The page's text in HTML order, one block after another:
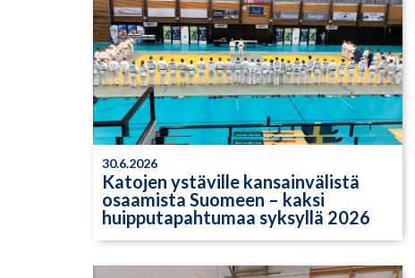
30.6.2026
Katojen ystäville kansainvälistä
osaamista Suomeen – kaksi
huipputapahtumaa syksyllä 2026